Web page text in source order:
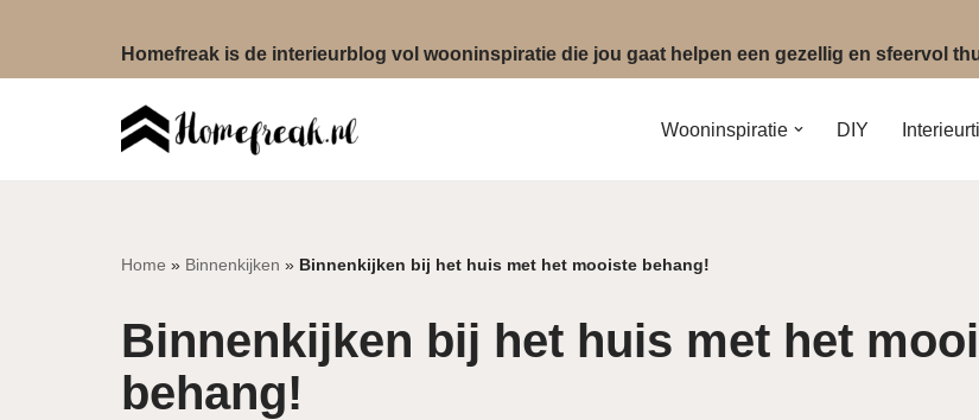
Homefreak is de interieurblog vol wooninspiratie die jou gaat helpen een gezellig en sfeervol
Wooninspiratie DIY
Home » Binnenkijken » Binnenkijken bij het huis met het mooiste behang!
Binnenkijken bij het huis met het
behang!